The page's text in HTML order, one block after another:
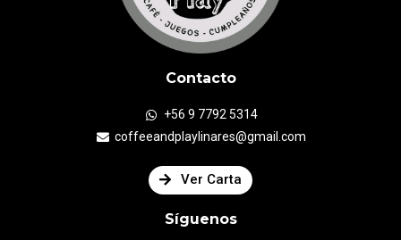
Contacto
+56 9 7792 5314
coffeeandplaylinares@gmail.com
Ver Carta
Síguenos